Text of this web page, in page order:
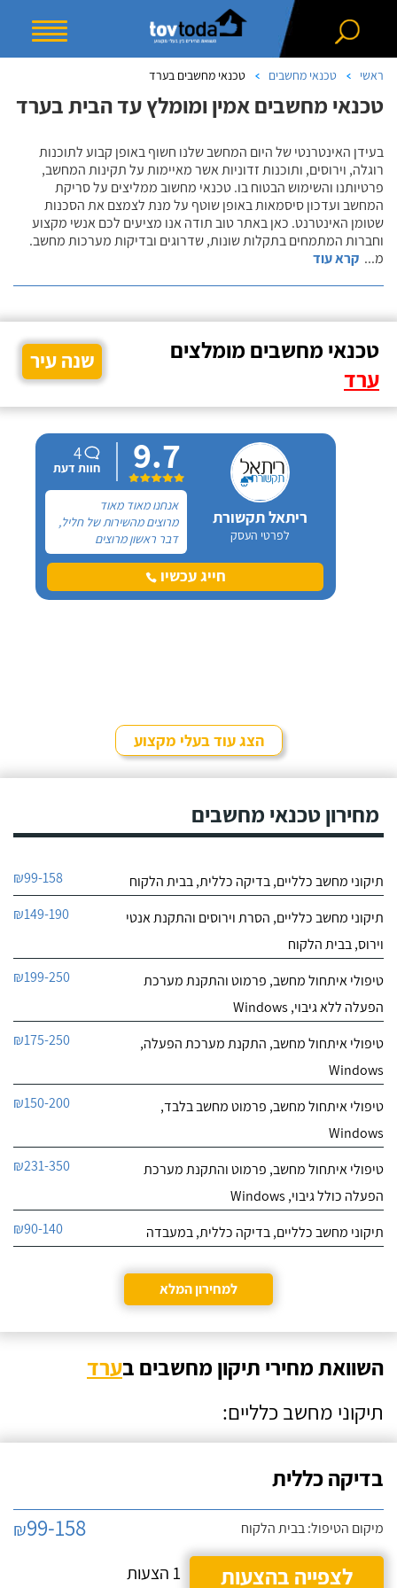
ראשי טכנאי מחשבים טכנאי מחשבים בערד
טכנאי מחשבים אמין ומומלץ עד הבית בערד
בעידן האינטרנטי של היום המחשב שלנו חשוף באופן קבוע לתוכנות
רוגלה, וירוסים, ותוכנות זדוניות אשר מאיימות על תקינות המחשב,
פרטיותנו והשימוש הבטוח בו. טכנאי מחשוב ממליצים על סריקת
המחשב ועדכון סיסמאות באופן שוטף על מנת לצמצם את הסכנות
שטומן האינטרנט. כאן באתר טוב תודה אנו מציעים לכם אנשי מקצוע
וחברות המתמחים בתקלות שונות, שדרוגים ובדיקות מערכות מחשב.
מ... קרא עוד
טכנאי מחשבים מומלצים
ערד
שנה עיר
ריתאל תקשורת
לפרטי העסק
9.7
4
חוות דעת
אנחנו מאוד מאוד
מרוצים מהשירות של חליל,
דבר ראשון מרוצים
מהזמינות, אם אני
מתקשרת אליו הוא עשר,
בא בכל שעה, לא קרה מצב
חייג עכשיו
הצג עוד בעלי מקצוע
מחירון טכנאי מחשבים
תיקוני מחשב כלליים, בדיקה כללית, בבית הלקוח ₪99-158
תיקוני מחשב כלליים, הסרת וירוסים והתקנת אנטי
וירוס, בבית הלקוח
₪149-190
טיפולי איתחול מחשב, פרמוט והתקנת מערכת
הפעלה ללא גיבוי, Windows
₪199-250
טיפולי איתחול מחשב, התקנת מערכת הפעלה,
Windows
₪175-250
טיפולי איתחול מחשב, פרמוט מחשב בלבד,
Windows
₪150-200
טיפולי איתחול מחשב, פרמוט והתקנת מערכת
הפעלה כולל גיבוי, Windows
₪231-350
תיקוני מחשב כלליים, בדיקה כללית, במעבדה ₪90-140
למחירון המלא
השוואת מחירי תיקון מחשבים בערד
תיקוני מחשב כלליים:
בדיקה כללית
מיקום הטיפול: בבית הלקוח ₪99-158
לצפייה בהצעות
1 הצעות